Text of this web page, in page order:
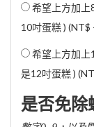
希望上方加上
10吋蛋糕 ) (NT$
希望上方加上
是12吋蛋糕 ) (
是否免除